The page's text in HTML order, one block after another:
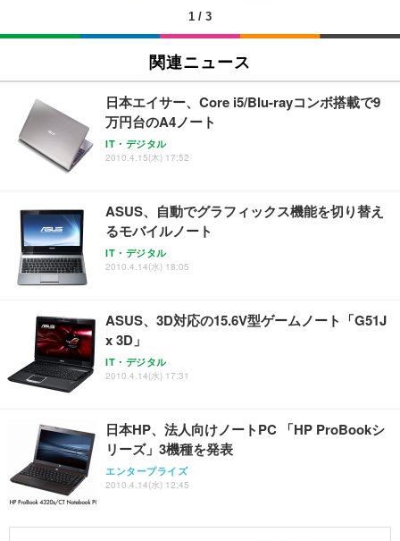
SIHOO B100 オフィスチェア／デスクチェア メッシ
ュチェア 人間工学 疲れない ブラック
￥27,999
Sezlife オフィスチェア デスクチェア 疲れない テレ
ワーク チェア 強化バックレスト 30度ロッキング機
能 人間工学 椅子 腰サポート 90度跳ね上げ式アーム
務用 おしゃれ パソコンチェア (ブラック)
Sezlife オフィスチェア デスクチェア 疲れない テレ
ワーク チェア 強化バックレスト 30度ロッキング機
能 人間工学 椅子 腰サポート 90度跳ね上げ式アーム
務用 おしゃれ パソコンチェア (ホワイト)
ANDWINT オフィスチェア デスクチェア 肘なし メ
ッシュ 通気性 ランバーサポート付き 腰サポート ガ
ス圧無段階昇降 360度回転 キャスター付き コンパク
EIZO ビジネス向けプレミアムモニター | FlexScan
￥109,572
【純正品】27"ゲーミングモニター DualSense 充電
フック付き（CFI-ZDM1J）
【整備済み品】Dell E2724HS 27インチ 液晶モニタ
ー フルHD（1920×1080）VA 非光沢 HDMI/DisplayP
ort/VGA スピーカー内蔵 高さ調整 スイベル VESA対
【MiniLED/24.5inch/280Hz/FHD】GRAPHT THE S
HOOTER Gaming Monitor 24” Essential ゲーミン
グモニター QD 24.5インチ 1ms FHD 量子ドット 残
Amazonベーシック ペットシーツ 厚型 ワイド 42枚
x2袋(84枚) ホワイト(吸収面:ライトブルー)
￥3,234
ネオ・ルーライフ ネオ・オムツ L 中型犬用 26枚入
り 単品
Smart Basic(スマートベーシック) 【Amazon.co.jp
限定】 Smart Basic アイリスオーヤマ ペットシーツ
超厚型 お徳用 ワイド 100枚入 (x 1) (ケース販売)
アイリスオーヤマ ペットシーツ 超厚型 お徳用 レギ
ュラー 200枚入【Amazon.co.jp限定】
1 / 3
関連ニュース
日本エイサー、Core i5/Blu-rayコンボ搭載で9
万円台のA4ノート
IT・デジタル
2010.4.15(木) 17:52
ASUS、自動でグラフィックス機能を切り替え
るモバイルノート
IT・デジタル
2010.4.14(水) 18:05
ASUS、3D対応の15.6V型ゲームノート「G51J
x 3D」
IT・デジタル
2010.4.14(水) 17:31
日本HP、法人向けノートPC 「HP ProBookシ
リーズ」3機種を発表
エンタープライズ
2010.4.14(水) 12:45